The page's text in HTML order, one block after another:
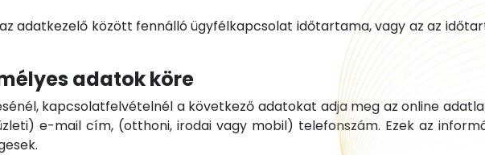
adatkezelő között fennálló ügyfélkapcsolat időtartama, vagy az az
adatok köre
kapcsolatfelvételnél a következő adatokat adja meg az online
e-mail cím, (otthoni, irodai vagy mobil) telefonszám. Ezek az